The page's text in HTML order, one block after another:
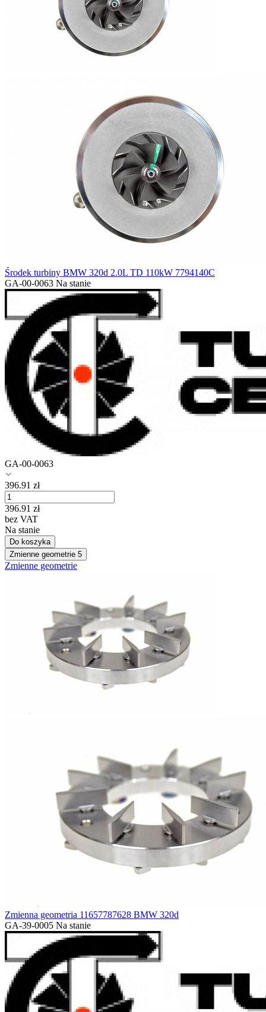
Środek turbiny BMW 320d 2.0L TD 110kW 7794140C
GA-00-0063 Na stanie
GA-00-0063
396.91 zł
396.91 zł
bez VAT
Na stanie
Do koszyka
Zmienne geometrie 5
Zmienne geometrie
Zmienna geometria 11657787628 BMW 320d
GA-39-0005 Na stanie